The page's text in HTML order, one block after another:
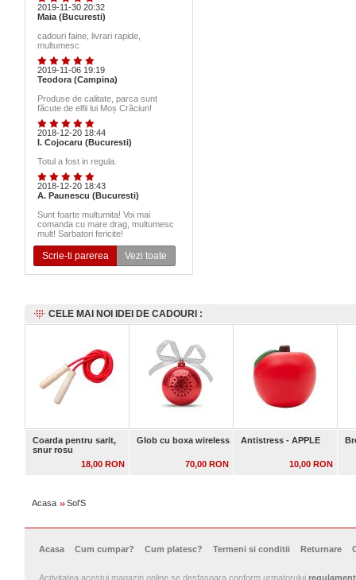
2019-11-30 20:32
Maia (Bucuresti)
cadouri faine, livrari rapide,
multumesc
2019-11-06 19:19
Teodora (Campina)
Produse de calitate, parca sunt
făcute de elfii lui Moș Crăciun!
2018-12-20 18:44
I. Cojocaru (Bucuresti)
Totul a fost in regula.
2018-12-20 18:43
A. Paunescu (Bucuresti)
Sunt foarte multumita! Voi mai
comanda cu mare drag, multumesc
mult! Sarbatori fericite!
Scrie-ti parerea Vezi toate
CELE MAI NOI IDEI DE CADOURI :
Coarda pentru sarit,
snur rosu
18,00 RON
Glob cu boxa wireless
70,00 RON
Antistress - APPLE
10,00 RON
Acasa Sol'S
Acasa Cum cumpar? Cum platesc? Termeni si conditii Returnare
Activitatea acestui magazin online se desfasoara conform urmatorului regulament